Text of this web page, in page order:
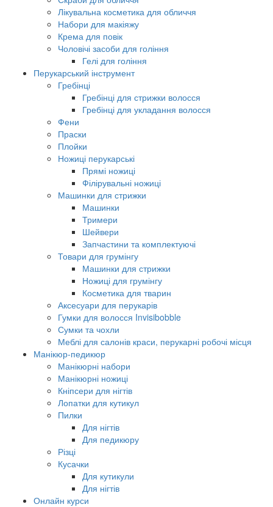
Лікувальна косметика для обличчя
Набори для макіяжу
Крема для повік
Чоловічі засоби для гоління
Гелі для гоління
Перукарський інструмент
Гребінці
Гребінці для стрижки волосся
Гребінці для укладання волосся
Фени
Праски
Плойки
Ножиці перукарські
Прямі ножиці
Філірувальні ножиці
Машинки для стрижки
Машинки
Тримери
Шейвери
Запчастини та комплектуючі
Товари для грумінгу
Машинки для стрижки
Ножиці для грумінгу
Косметика для тварин
Аксесуари для перукарів
Гумки для волосся Invisibobble
Сумки та чохли
Меблі для салонів краси, перукарні робочі місця
Манікюр-педикюр
Манікюрні набори
Манікюрні ножиці
Кніпсери для нігтів
Лопатки для кутикул
Пилки
Для нігтів
Для педикюру
Різці
Кусачки
Для кутикули
Для нігтів
Онлайн курси